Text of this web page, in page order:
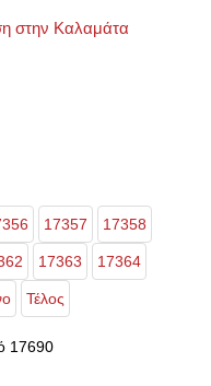
στην Καλαμάτα
17357 17358
17363 17364
Τέλος
17690